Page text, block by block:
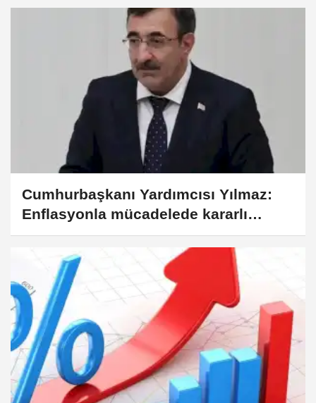
Cumhurbaşkanı Yardımcısı Yılmaz:
Enflasyonla mücadelede kararlı
politikalar sürecek